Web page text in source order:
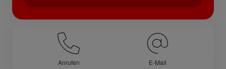
Anrufen E-Mail